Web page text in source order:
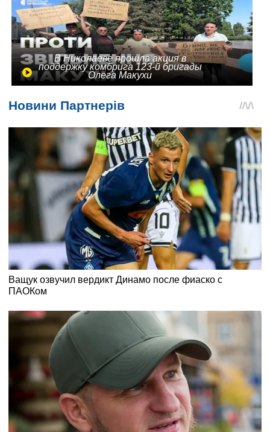
В Николаеве прошла акция в
поддержку комбрига 123-й бригады
Олега Макухи